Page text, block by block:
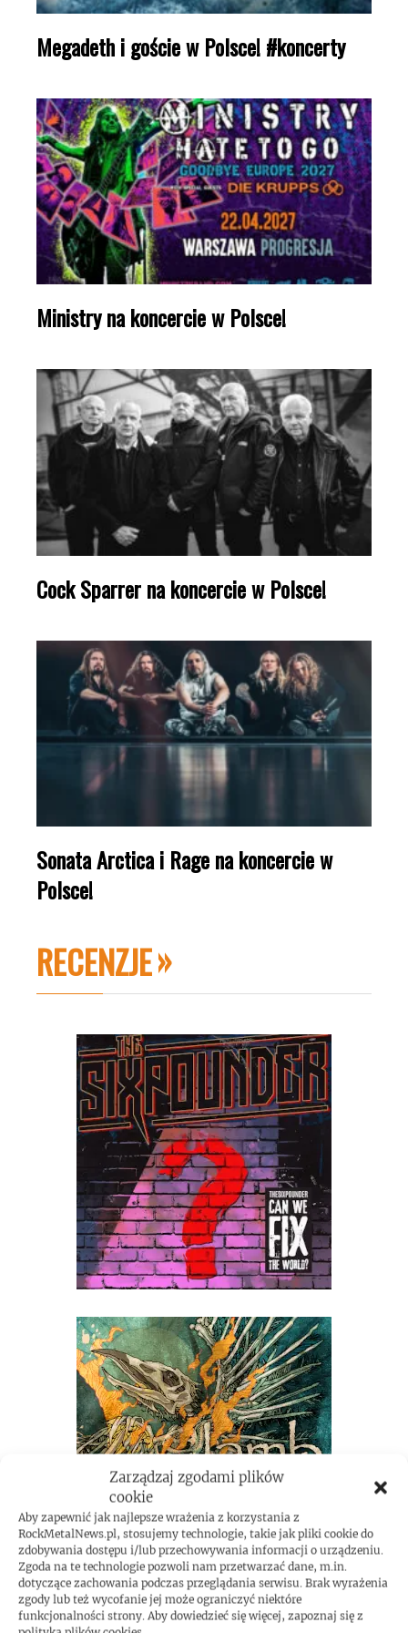
Zarządzaj zgodami plików
cookie
Aby zapewnić jak najlepsze wrażenia z korzystania z
RockMetalNews.pl, stosujemy technologie, takie jak pliki cookie do
zdobywania dostępu i/lub przechowywania informacji o urządzeniu.
Zgoda na te technologie pozwoli nam przetwarzać dane, m.in.
dotyczące zachowania podczas przeglądania serwisu. Brak wyrażenia
zgody lub też wycofanie jej może ograniczyć niektóre
funkcjonalności strony. Aby dowiedzieć się więcej, zapoznaj się z
Megadeth i goście w Polsce! #koncerty
Ministry na koncercie w Polsce!
Cock Sparrer na koncercie w Polsce!
Sonata Arctica i Rage na koncercie w
Polsce!
RECENZJE